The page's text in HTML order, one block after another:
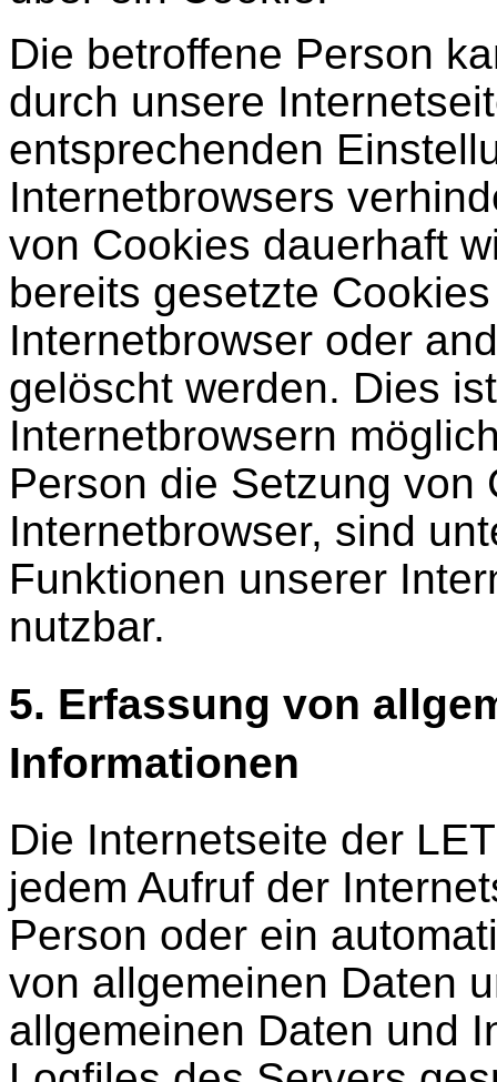
Die betroffene Person
durch unsere
entsprechenden
Internetbrowsers
von Cookies dauerhaft
bereits gesetzte
Internetbrowser oder
gelöscht werden. Dies
Internetbrowsern
Person die Setzung von
Internetbrowser, sind
Funktionen unserer
nutzbar.
5. Erfassung von
Informationen
Die Internetseite der
jedem Aufruf der
Person oder ein
von allgemeinen Daten
allgemeinen Daten und